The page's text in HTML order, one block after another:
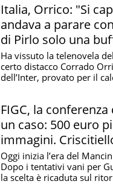
Italia, Orrico: "Si
andava a parare
di Pirlo solo una
ESCLUSIVA
Ha vissuto la telenovela
certo distacco Corrado
dell’Inter, provato per il
FIGC, la
un caso: 500 euro
immagini.
prevede il
Oggi inizia l’era del
Dopo i tentativi vani per
la scelta è ricaduta sul